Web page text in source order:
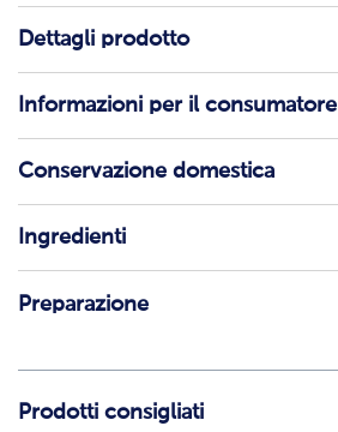
Dettagli prodotto
Informazioni per il consumatore
Conservazione domestica
Ingredienti
Preparazione
Prodotti consigliati